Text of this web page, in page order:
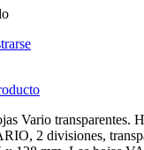
Vario transparentes.
2 divisiones,